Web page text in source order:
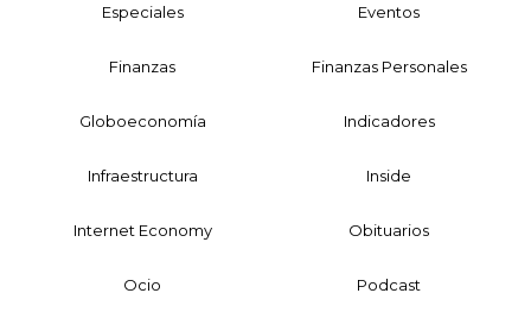
Especiales Eventos
Finanzas Finanzas Personales
Globoeconomía Indicadores
Infraestructura Inside
Internet Economy Obituarios
Ocio Podcast